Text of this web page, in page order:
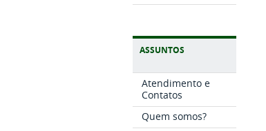
ASSUNTOS
Atendimento e
Contatos
Quem somos?